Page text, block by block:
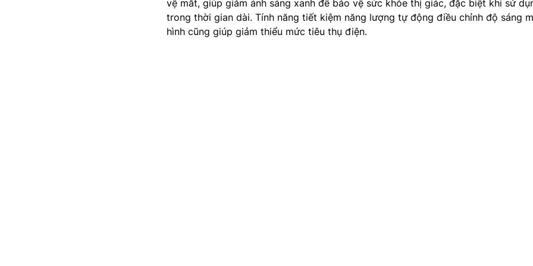
vệ mắt, giúp giảm ánh sáng xanh để bảo vệ sức khỏe thị giác, đặc biệt khi sử
trong thời gian dài. Tính năng tiết kiệm năng lượng tự động điều chỉnh độ sáng
hình cũng giúp giảm thiểu mức tiêu thụ điện.